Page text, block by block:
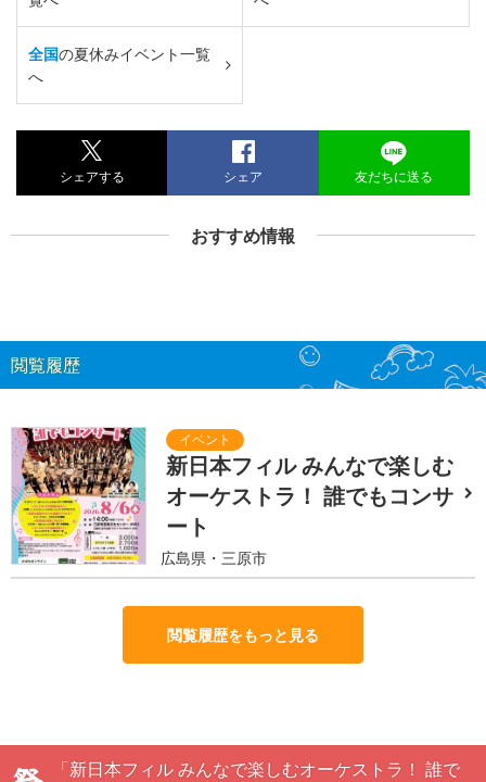
全国の夏休みイベント一覧
へ
シェアする シェア 友だちに送る
おすすめ情報
閲覧履歴
新日本フィル みんなで楽しむ
オーケストラ！ 誰でもコンサ
ート
広島県・三原市
閲覧履歴をもっと見る
「新日本フィル みんなで楽しむオーケストラ！ 誰で